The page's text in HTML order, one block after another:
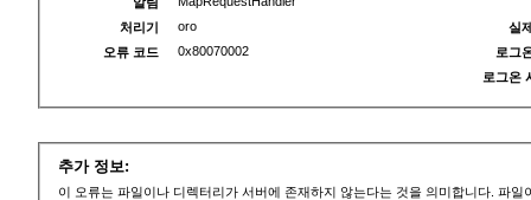
처리기
oro
오류 코드
0x80070002
실
로그
로그온
추가 정보:
이 오류는 파일이나 디렉터리가 서버에 존재하지 않는다는 것을 의미합니다. 파